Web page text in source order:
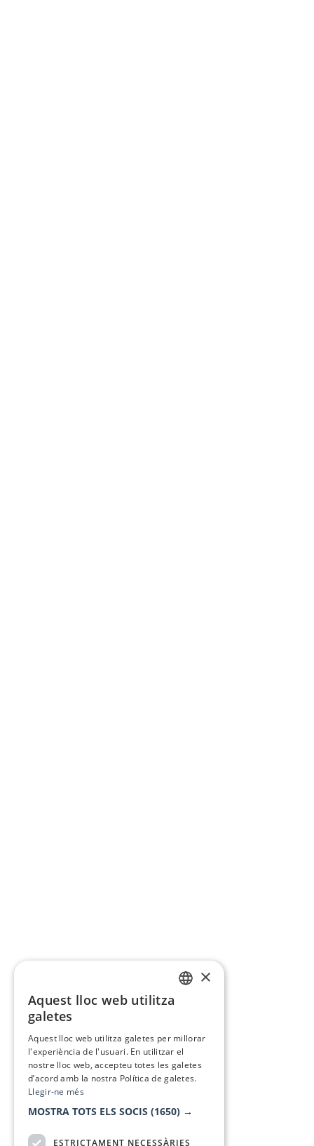
×
Aquest lloc web utilitza
galetes
Aquest lloc web utilitza galetes per millorar
l'experiència de l'usuari. En utilitzar el
nostre lloc web, accepteu totes les galetes
d’acord amb la nostra Política de galetes.
Llegir-ne més
MOSTRA TOTS ELS SOCIS (1650) →
ESTRICTAMENT NECESSÀRIES